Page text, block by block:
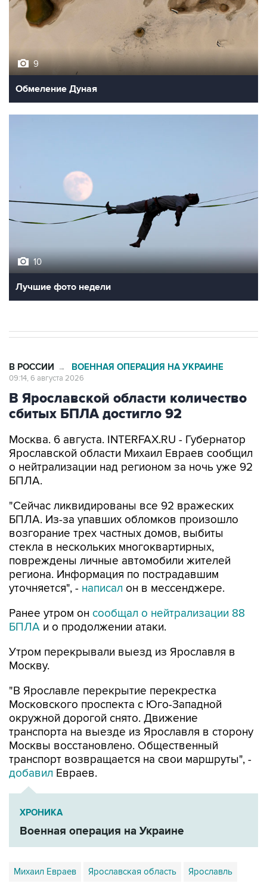
9
Обмеление Дуная
10
Лучшие фото недели
В РОССИИ → ВОЕННАЯ ОПЕРАЦИЯ НА УКРАИНЕ
09:14, 6 августа 2026
В Ярославской области количество
сбитых БПЛА достигло 92
Москва. 6 августа. INTERFAX.RU - Губернатор
Ярославской области Михаил Евраев сообщил
о нейтрализации над регионом за ночь уже 92
БПЛА.
"Сейчас ликвидированы все 92 вражеских
БПЛА. Из-за упавших обломков произошло
возгорание трех частных домов, выбиты
стекла в нескольких многоквартирных,
повреждены личные автомобили жителей
региона. Информация по пострадавшим
уточняется", - написал он в мессенджере.
Ранее утром он сообщал о нейтрализации 88
БПЛА и о продолжении атаки.
Утром перекрывали выезд из Ярославля в
Москву.
"В Ярославле перекрытие перекрестка
Московского проспекта с Юго-Западной
окружной дорогой снято. Движение
транспорта на выезде из Ярославля в сторону
Москвы восстановлено. Общественный
транспорт возвращается на свои маршруты", -
добавил Евраев.
ХРОНИКА
Военная операция на Украине
Михаил Евраев Ярославская область Ярославль